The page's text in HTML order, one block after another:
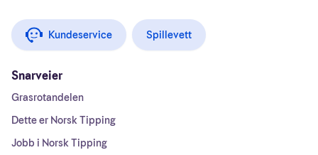
Kundeservice Spillevett
Snarveier
Grasrotandelen
Dette er Norsk Tipping
Jobb i Norsk Tipping